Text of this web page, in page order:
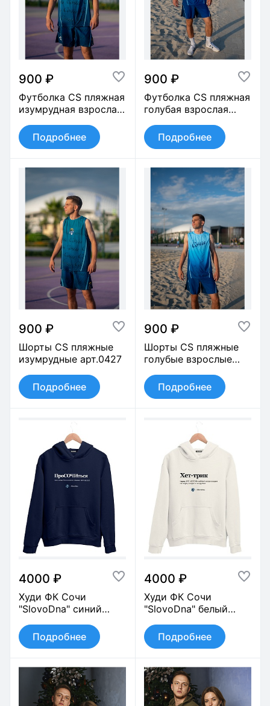
900 ₽
Футболка CS пляжная
изумрудная взрослая
Подробнее
900 ₽
Футболка CS пляжная
голубая взрослая
Подробнее
900 ₽
Шорты CS пляжные
изумрудные арт.0427
Подробнее
900 ₽
Шорты CS пляжные
голубые взрослые
Подробнее
4000 ₽
Худи ФК Сочи
"SlovoDna" синий
Подробнее
4000 ₽
Худи ФК Сочи
"SlovoDna" белый
Подробнее